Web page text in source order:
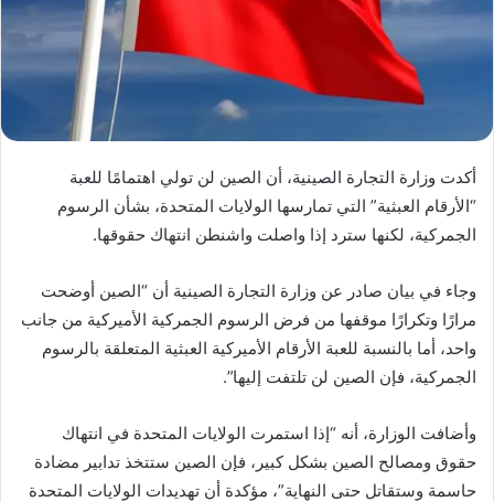
أكدت وزارة التجارة الصينية، أن الصين لن تولي اهتمامًا للعبة
“الأرقام العبثية” التي تمارسها الولايات المتحدة، بشأن الرسوم
الجمركية، لكنها سترد إذا واصلت واشنطن انتهاك حقوقها.
وجاء في بيان صادر عن وزارة التجارة الصينية أن “الصين أوضحت
مرارًا وتكرارًا موقفها من فرض الرسوم الجمركية الأميركية من جانب
واحد، أما بالنسبة للعبة الأرقام الأميركية العبثية المتعلقة بالرسوم
الجمركية، فإن الصين لن تلتفت إليها”.
وأضافت الوزارة، أنه “إذا استمرت الولايات المتحدة في انتهاك
حقوق ومصالح الصين بشكل كبير، فإن الصين ستتخذ تدابير مضادة
حاسمة وستقاتل حتى النهاية”، مؤكدة أن تهديدات الولايات المتحدة